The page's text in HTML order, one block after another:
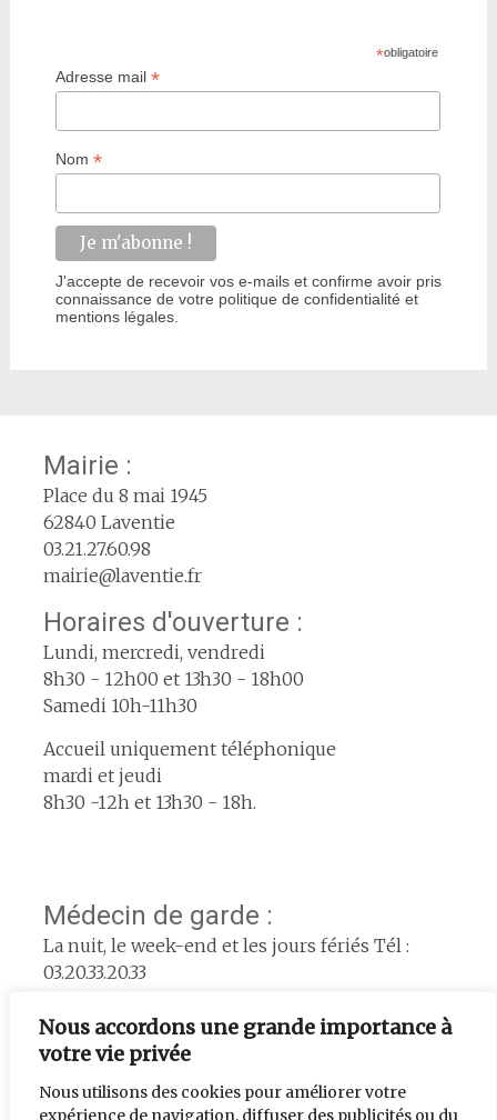
Nous accordons une grande importance à
votre vie privée
Nous utilisons des cookies pour améliorer votre
expérience de navigation, diffuser des publicités ou du
*obligatoire
Adresse mail*
Nom*
J'accepte de recevoir vos e-mails et confirme avoir pris
connaissance de votre politique de confidentialité et
mentions légales.
Mairie :
Place du 8 mai 1945
62840 Laventie
03.21.27.60.98
mairie@laventie.fr
Horaires d'ouverture :
Lundi, mercredi, vendredi
8h30 - 12h00 et 13h30 - 18h00
Samedi 10h-11h30
Accueil uniquement téléphonique
mardi et jeudi
8h30 -12h et 13h30 - 18h.
Médecin de garde :
La nuit, le week-end et les jours fériés Tél :
03.20.33.20.33
Pharmacie de garde :
www.servigardes.fr
Urgence le week-end :